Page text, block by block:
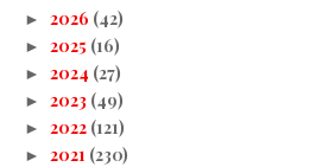
► 2026 (42)
► 2025 (16)
► 2024 (27)
► 2023 (49)
► 2022 (121)
► 2021 (230)